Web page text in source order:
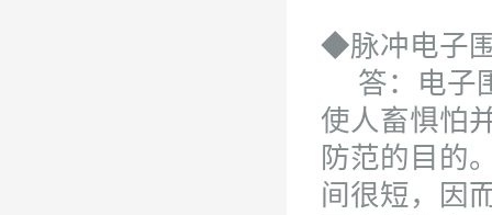
◆脉冲电子
答：电子
使人畜惧怕
防范的目的
间很短，因